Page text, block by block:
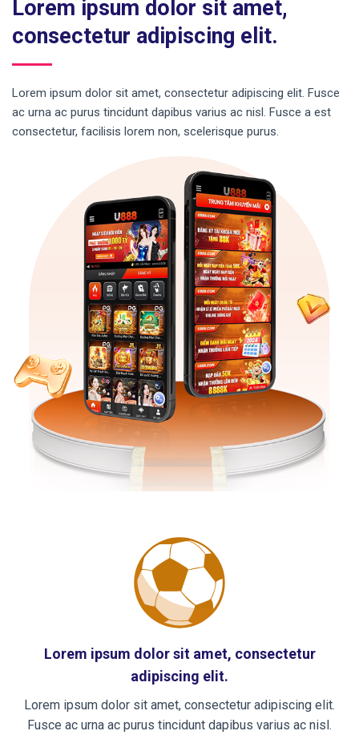
Lorem ipsum dolor sit amet,
consectetur adipiscing elit.
Lorem ipsum dolor sit amet, consectetur adipiscing elit. Fusce
ac urna ac purus tincidunt dapibus varius ac nisl. Fusce a est
consectetur, facilisis lorem non, scelerisque purus.
Lorem ipsum dolor sit amet, consectetur
adipiscing elit.
Lorem ipsum dolor sit amet, consectetur adipiscing elit.
Fusce ac urna ac purus tincidunt dapibus varius ac nisl.